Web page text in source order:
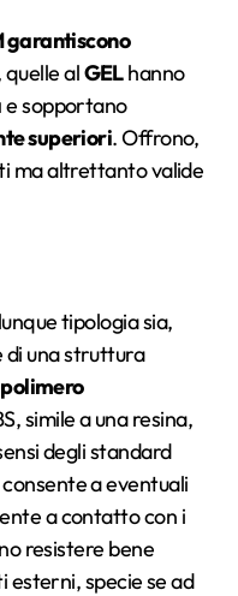
garantiscono
quelle alGELhanno
e sopportano
superiori. Offrono,
ma altrettanto valide
tipologia sia,
di una struttura
polimero
simile a una resina,
degli standard
a eventuali
a contatto con i
resistere bene
esterni, specie se ad